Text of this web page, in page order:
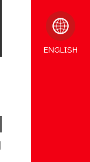
ENGLISH